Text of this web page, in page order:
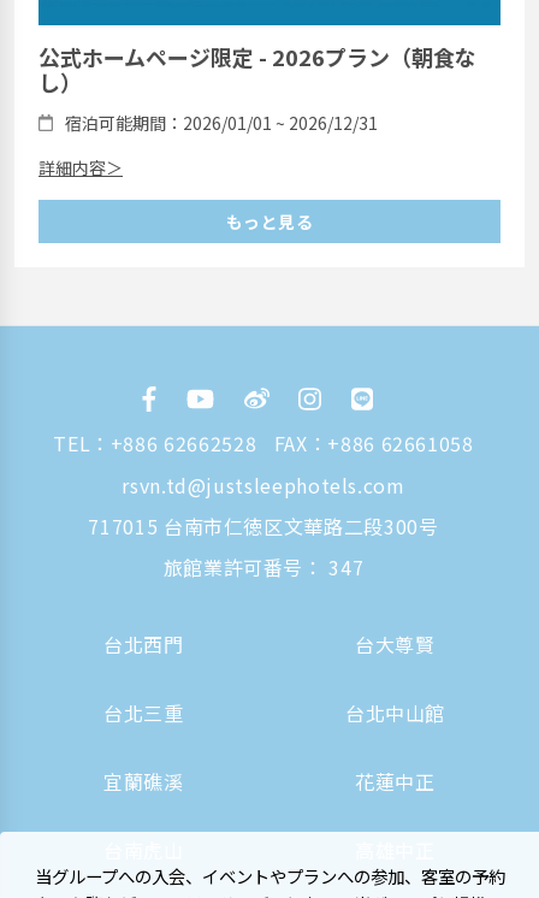
公式ホームページ限定 - 2026プラン（朝食な
し）
宿泊可能期間：2026/01/01 ~ 2026/12/31
詳細内容＞
もっと見る
TEL： +886 62662528
FAX：+886 62661058
rsvn.td@justsleephotels.com
717015 台南市仁徳区文華路二段300号
旅館業許可番号： 347
台北西門 台大尊賢
台北三重 台北中山館
宜蘭礁溪 花蓮中正
当グループへの入会、イベントやプランへの参加、客室の予約